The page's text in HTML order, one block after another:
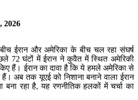
2026
ईरान और अमेरिका के बीच चल रहा संघर्ष
72 घंटों में ईरान ने कुवैत में स्थित अमेरिकी
हैं। ईरान का दावा है कि ये हमले अमेरिका से
अब तक यूएई को निशाना बनाने वाला ईरान
बना रहा है, यह रणनीतिक हलकों में चर्चा का